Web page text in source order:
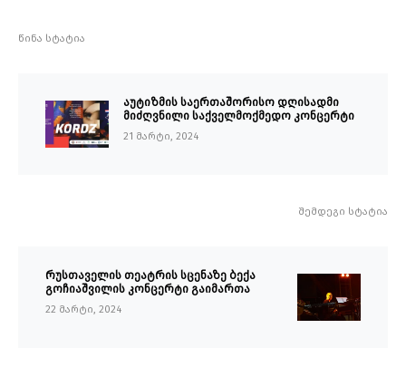
წინა სტატია
აუტიზმის საერთაშორისო დღისადმი
მიძღვნილი საქველმოქმედო კონცერტი
21 მარტი, 2024
შემდეგი სტატია
რუსთაველის თეატრის სცენაზე ბექა
გოჩიაშვილის კონცერტი გაიმართა
22 მარტი, 2024